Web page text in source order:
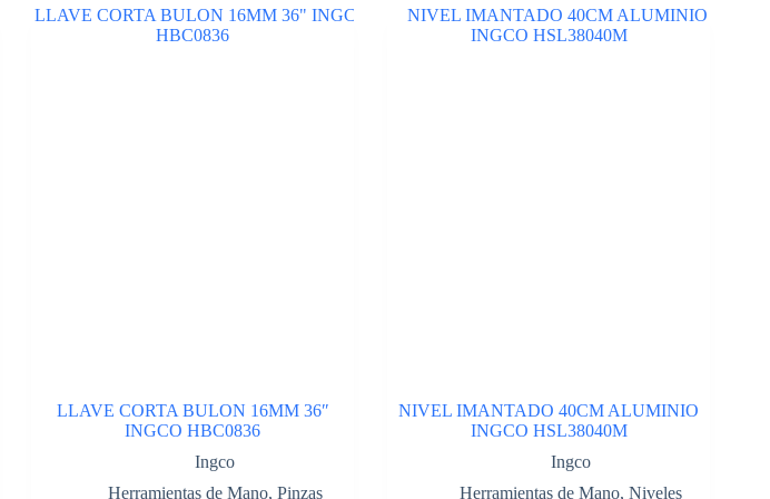
LLAVE CORTA BULON 16MM 36″
INGCO HBC0836
Ingco
Herramientas de Mano, Pinzas
NIVEL IMANTADO 40CM ALUMINIO
INGCO HSL38040M
Ingco
Herramientas de Mano, Niveles